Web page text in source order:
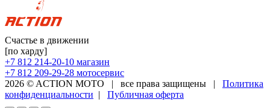
Счастье в движении
[по харду]
+7 812 214-20-10 магазин
+7 812 209-29-28 мотосервис
2026 © ACTION MOTO | все права защищены |
Политика
конфиденциальности | Публичная оферта